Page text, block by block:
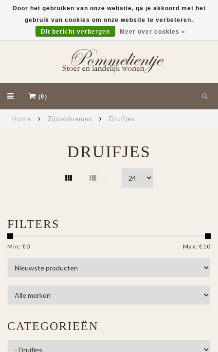
(0)
Home Zijdebloemen Druifjes
DRUIFJES
FILTERS
Min: €0 Max: €10
CATEGORIEËN
Door het gebruiken van onze website, ga je akkoord met het
gebruik van cookies om onze website te verbeteren.
Dit bericht verbergen
Meer over cookies »